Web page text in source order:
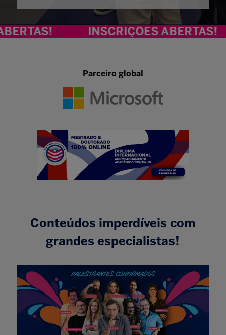
INSCRIÇÕES ABERTAS!
Parceiro global
Conteúdos imperdíveis com
grandes especialistas!